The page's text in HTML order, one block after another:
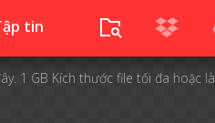
tin
1 GB Kích thước file tối đa hoặc là